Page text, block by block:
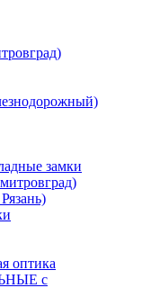
замки
оптика
с